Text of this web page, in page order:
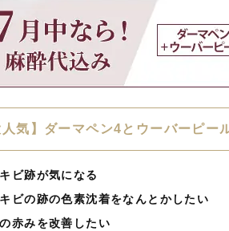
人気】ダーマペン4とウーバーピ
ビ跡が気になる
ビの跡の色素沈着をなんとかしたい
赤みを改善したい